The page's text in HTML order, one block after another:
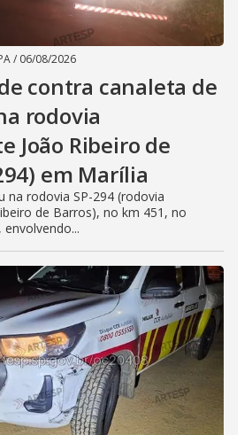
/ 06/08/2026
contra canaleta de
rodovia
João Ribeiro de
em Marília
na rodovia SP-294 (rodovia
de Barros), no km 451, no